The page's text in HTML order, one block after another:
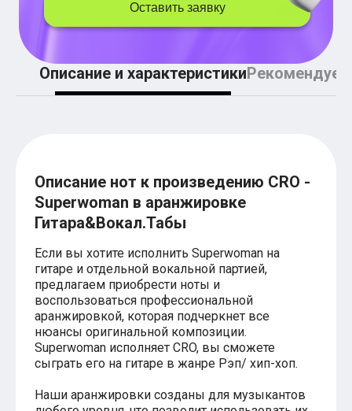
Легкие аккорды (простые песни)
Аккорды со словами (вокал)
Поп
BEARWOLF
Мари Краймбрери
Комната культуры
XOLIDAYBOY
Монеточка
Пицца
Анжелика Варум
Алексей Чумаков
Леонид Агутин
Саундтрек
Тематические
Из фильмов
Аватар: Путь воды
Титаник
Гарри Поттер
Хатико
Пираты Карибского моря
Оставить заявку
Описание и характеристикиРекомендуем
Описание нот к произведению CRO -
Superwoman в аранжировке
Гитара&Вокал.Табы
Если вы хотите исполнить Superwoman на
гитаре и отдельной вокальной партией,
предлагаем приобрести ноты и
воспользоваться профессиональной
аранжировкой, которая подчеркнет все
нюансы оригинальной композиции.
Superwoman исполняет CRO, вы сможете
сыграть его на гитаре в жанре Рэп/ хип-хоп.
Наши аранжировки созданы для музыкантов